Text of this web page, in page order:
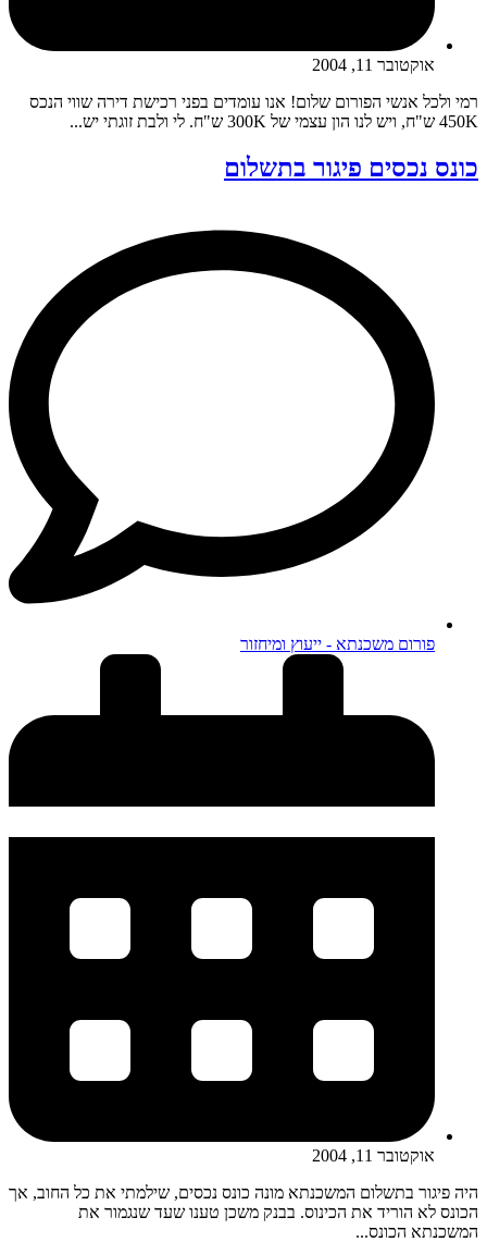
אוקטובר 11, 2004
רמי ולכל אנשי הפורום שלום! אנו עומדים בפני רכישת דירה שווי הנכס
450K ש"ח, ויש לנו הון עצמי של 300K ש"ח. לי ולבת זוגתי יש...
כונס נכסים פיגור בתשלום
פורום משכנתא - ייעוץ ומיחזור
אוקטובר 11, 2004
היה פיגור בתשלום המשכנתא מונה כונס נכסים, שילמתי את כל החוב, אך
הכונס לא הוריד את הכינוס. בבנק משכן טענו שעד שנגמור את
המשכנתא הכונס...